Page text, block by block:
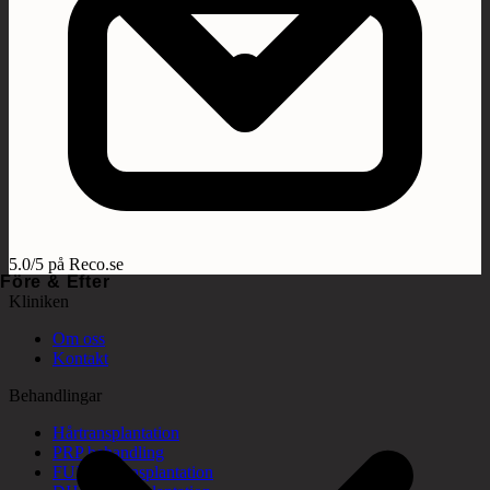
Före & Efter
5.0/5 på Reco.se
Kliniken
Om oss
Kontakt
Behandlingar
Hårtransplantation
PRP behandling
FUE hårtransplantation